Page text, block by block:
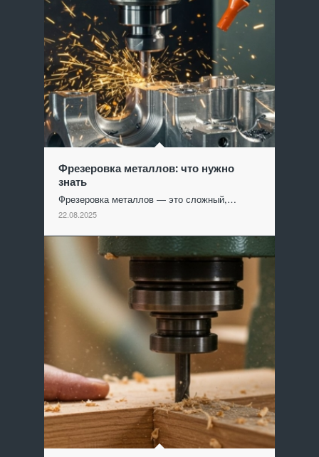
Фрезеровка металлов: что нужно
знать
Фрезеровка металлов — это сложный,…
22.08.2025